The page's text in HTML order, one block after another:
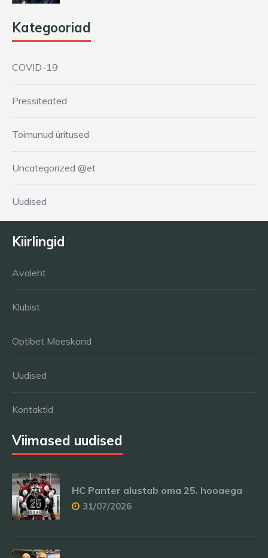
Kategooriad
COVID-19
Pressiteated
Toimunud üritused
Uncategorized @et
Uudised
Kiirlingid
Avaleht
Klubist
Optibet Meeskond
Uudised
Kontaktid
Viimased uudised
HC Panter alustab oma 25. hooaega
31/07/2026